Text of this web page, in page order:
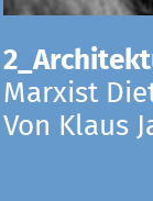
Marxist
Von Klaus